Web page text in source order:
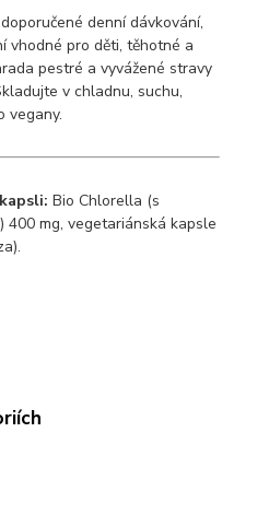
denní dávkování,
vhodné pro děti, těhotné a
pestré a vyvážené stravy
v chladnu, suchu,
vegany.
kapsli:Bio Chlorella (s
400 mg, vegetariánská kapsle